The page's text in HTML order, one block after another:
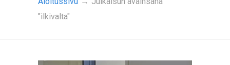
"ilkivalta"